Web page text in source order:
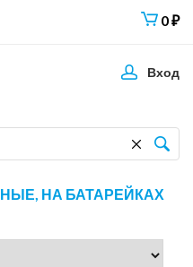
0₽
Вход
НА БАТАРЕЙКАХ